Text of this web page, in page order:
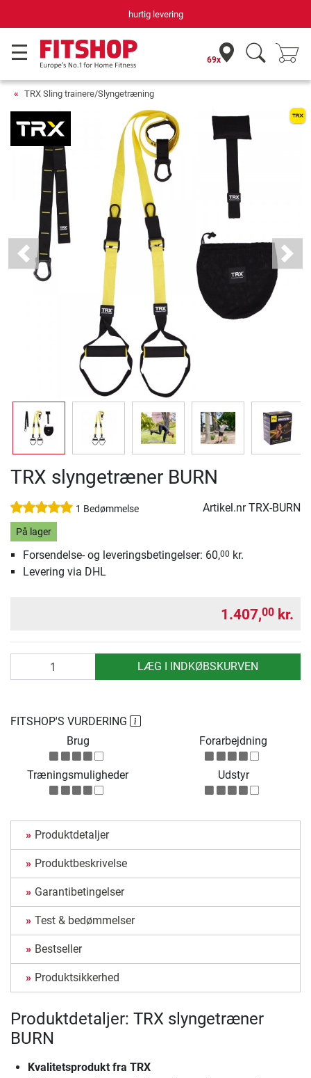
hurtig levering
69x
TRX Sling trainere/Slyngetræning
Previous Next
TRX slyngetræner BURN
1 Bedømmelse Artikel.nrTRX-BURN
På lager
Forsendelse- og leveringsbetingelser: 60,00 kr.
Levering via DHL
1.407,00 kr.
LÆG I INDKØBSKURVEN
FITSHOP'S VURDERING
Brug
Forarbejdning
Træningsmuligheder Udstyr
Produktdetaljer
Produktbeskrivelse
Garantibetingelser
Test & bedømmelser
Bestseller
Produktsikkerhed
Produktdetaljer: TRX slyngetræner
BURN
Kvalitetsprodukt fra TRX